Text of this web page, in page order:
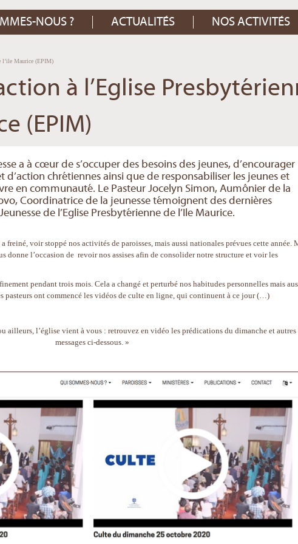
NOUS ? ACTUALITÉS NOS ACTIVITÉS
l’ile Maurice (EPIM)
à l’Eglise
(EPIM)
a à cœur de s’occuper des besoins des jeunes, d’encourager
d’action chrétiennes ainsi que de responsabiliser les jeunes et
en communauté. Le Pasteur Jocelyn Simon, Aumônier de la
Coordinatrice de la jeunesse témoignent des dernières
de l’Eglise Presbytérienne de l’Ile Maurice.
freiné, voir stoppé nos activités de paroisses, mais aussi nationales prévues cette année.
donne l’occasion de revoir nos assises afin de consolider notre structure et voir les
pendant trois mois. Cela a changé et perturbé nos habitudes personnelles mais
pasteurs ont commencé les vidéos de culte en ligne, qui continuent à ce jour (…)
ailleurs, l’église vient à vous : retrouvez en vidéo les prédications du dimanche et autres
messages ci-dessous. »